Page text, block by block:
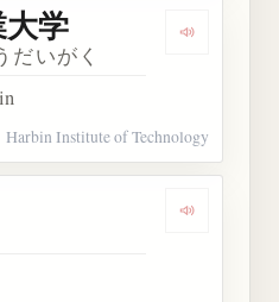
Dengarkan
学
だいがく
Harbin Institute of Technology
Dengarkan